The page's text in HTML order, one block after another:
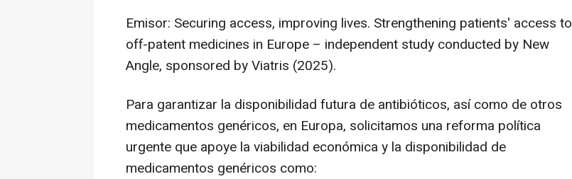
Emisor: Securing access, improving lives. Strengthening patients' access to
off-patent medicines in Europe – independent study conducted by New
Angle, sponsored by Viatris (2025).
Para garantizar la disponibilidad futura de antibióticos, así como de otros
medicamentos genéricos, en Europa, solicitamos una reforma política
urgente que apoye la viabilidad económica y la disponibilidad de
medicamentos genéricos como: